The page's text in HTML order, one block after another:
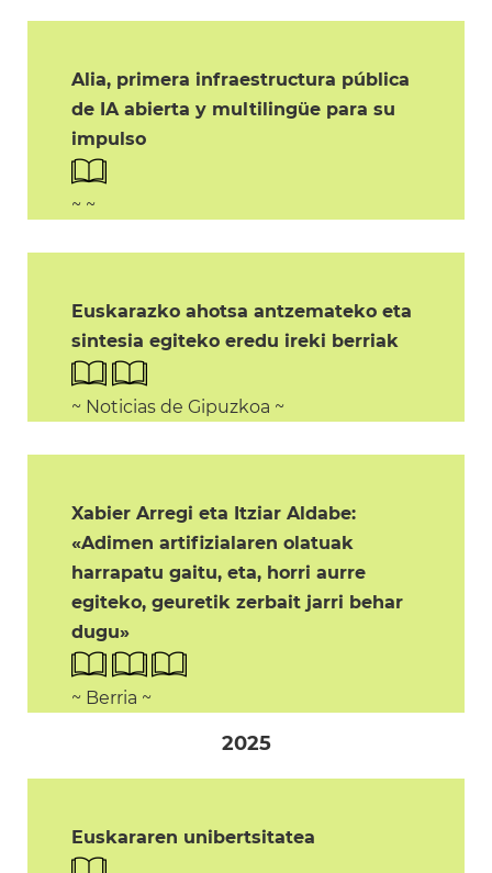
Alia, primera infraestructura pública
de IA abierta y multilingüe para su
impulso
~ ~
Euskarazko ahotsa antzemateko eta
sintesia egiteko eredu ireki berriak
~ Noticias de Gipuzkoa ~
Xabier Arregi eta Itziar Aldabe:
«Adimen artifizialaren olatuak
harrapatu gaitu, eta, horri aurre
egiteko, geuretik zerbait jarri behar
dugu»
~ Berria ~
2025
Euskararen unibertsitatea